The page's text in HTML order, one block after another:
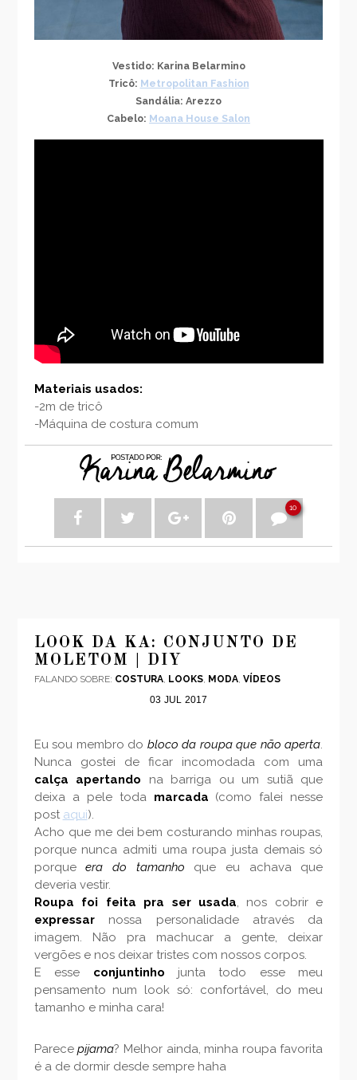
Vestido: Karina Belarmino
Tricô: Metropolitan Fashion
Sandália: Arezzo
Cabelo: Moana House Salon
Materiais usados:
-2m de tricô
-Máquina de costura comum
10
LOOK DA KA: CONJUNTO DE
MOLETOM | DIY
FALANDO SOBRE: COSTURA, LOOKS, MODA, VÍDEOS
03 JUL 2017
Eu sou membro do bloco da roupa que não aperta.
Nunca gostei de ficar incomodada com uma
calça apertando na barriga ou um sutiã que
deixa a pele toda marcada (como falei nesse
post aqui).
Acho que me dei bem costurando minhas roupas,
porque nunca admiti uma roupa justa demais só
porqueera do tamanho que eu achava que
deveria vestir.
Roupa foi feita pra ser usada, nos cobrir e
expressarnossa personalidade através da
imagem. Não pra machucar a gente, deixar
vergões e nos deixar tristes com nossos corpos.
E esse conjuntinho junta todo esse meu
pensamento num look só: confortável, do meu
tamanho e minha cara!
Parecepijama? Melhor ainda, minha roupa favorita
é a de dormir desde sempre haha